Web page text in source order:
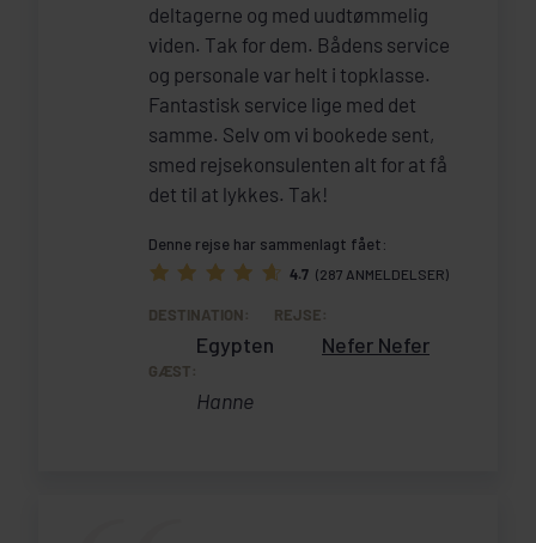
deltagerne og med uudtømmelig
viden. Tak for dem. Bådens service
og personale var helt i topklasse.
Fantastisk service lige med det
samme. Selv om vi bookede sent,
smed rejsekonsulenten alt for at få
det til at lykkes. Tak!
Denne rejse har sammenlagt fået:
4.7 (287 ANMELDELSER)
DESTINATION:
Egypten
REJSE:
Nefer Nefer
GÆST:
Hanne